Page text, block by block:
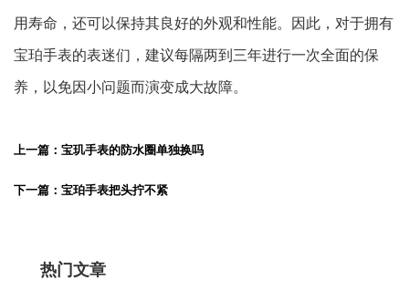
用寿命，还可以保持其良好的外观和性能。因此，对于拥有
宝珀手表的表迷们，建议每隔两到三年进行一次全面的保
养，以免因小问题而演变成大故障。
上一篇：宝玑手表的防水圈单独换吗
下一篇：宝珀手表把头拧不紧
热门文章